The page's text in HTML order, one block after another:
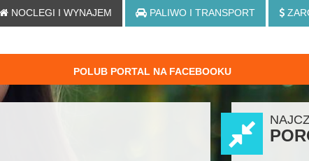
NOCLEGI I WYNAJEM PALIWO I TRANSPORT
POLUB PORTAL NA FACEBOOKU